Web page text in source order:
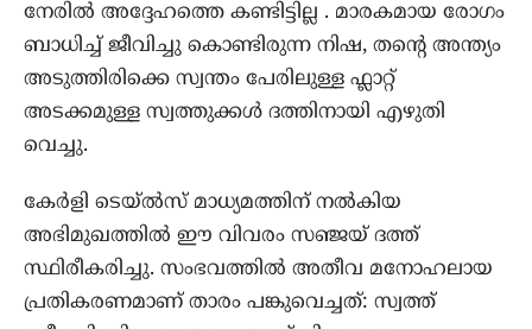
നേരിൽ അദ്ദേഹത്തെ കണ്ടിട്ടില്ല . മാരകമായ രോഗം
ബാധിച്ച് ജീവിച്ചു കൊണ്ടിരുന്ന നിഷ, തന്റെ അന്ത്യം
അടുത്തിരിക്കെ സ്വന്തം പേരിലുള്ള ഫ്ലാറ്റ്
അടക്കമുള്ള സ്വത്തുക്കൾ ദത്തിനായി എഴുതി
വെച്ചു.
കേർളി ടെയ്ൽസ് മാധ്യമത്തിന് നൽകിയ
അഭിമുഖത്തിൽ ഈ വിവരം സഞ്ജയ് ദത്ത്
സ്ഥിരീകരിച്ചു. സംഭവത്തിൽ അതീവ മനോഹലായ
പ്രതികരണമാണ് താരം പങ്കുവെച്ചത്: സ്വത്ത്